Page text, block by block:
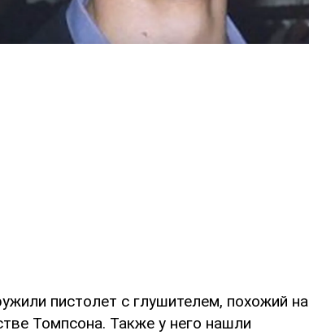
пистолет с глушителем, похожий на
Томпсона. Также у него нашли